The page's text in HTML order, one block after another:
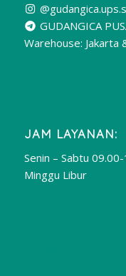
GUDANGICA
Warehouse: Jakarta
JAM LAYANAN:
Senin – Sabtu
Minggu Libur